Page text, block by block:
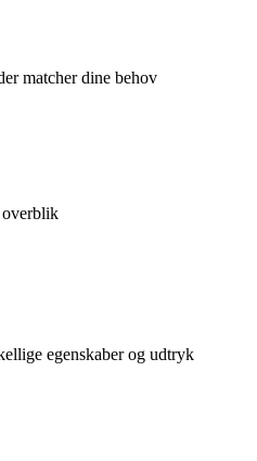
matcher dine behov
overblik
egenskaber og udtryk